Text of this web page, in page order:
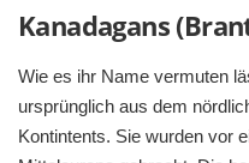
Kanadagans
Wie es ihr Name vermuten
ursprünglich aus dem
Kontintents. Sie wurden vor